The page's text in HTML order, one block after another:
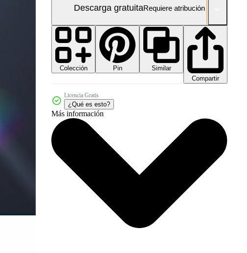
Descarga gratuitaRequiere atribución
Colección Pin
Similar
Compartir
Licencia Gratis
¿Qué es esto?
Más información